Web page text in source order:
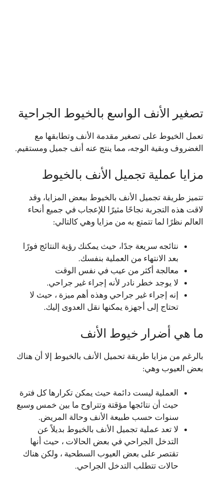
تصغير الأنف الواسع بالخيوط الجراحية
تعمل الخيوط على تصغير مقدمة الأنف وتطابقها مع
الغضروف وبقية الوجه، مما ينتج عنه أنف جميل ومستقيم.
مزايا عملية تجميل الأنف بالخيوط
تتميز طريقة تجميل الأنف بالخيوط ببعض المزايا، وقد
لاقت هذه التجربة نجاحًا مثيرًا للإعجاب في جميع أنحاء
العالم نظرًا لما تتمتع به من مزايا وهي كالتالي:
نتائجه سريعة جدًا، حيث يمكنك رؤية النتائج فورًا
بعد الانتهاء من العملية بنفسك.
معالجة أكثر من عيب في نفس الوقت
لا يوجد خطر نادر لأنه إجراء غير جراحي.
إنه إجراء غير جراحي وهذه أهم ميزة ، حيث لا
تحتاج إلى أجهزة يمكنها نقل العدوى إليك.
ما هي أضرار خيوط الأنف
بالرغم من مزايا طريقة تحميل الأنف بالخيوط إلا أن هناك
بعض العيوب وهي:
العملية ليست دائمة حيث يمكن تكرارها كل فترة
حيث أن نتائجها مؤقتة وتتراوح ما بين خمس وسبع
سنوات حسب طبيعة الأنف وحالة المريض.
لا تعد عملية تجميل الأنف بالخيوط بديلاً عن
التدخل الجراحي في بعض الحالات ، حيث أنها
تقتصر على بعض العيوب السطحية ، ولكن هناك
حالات تتطلب التدخل الجراحي.